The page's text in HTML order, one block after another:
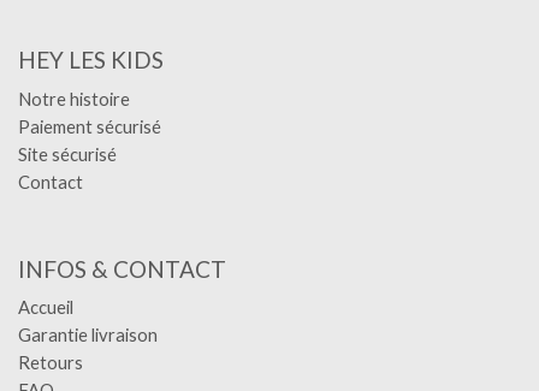
HEY LES KIDS
Notre histoire
Paiement sécurisé
Site sécurisé
Contact
INFOS & CONTACT
Accueil
Garantie livraison
Retours